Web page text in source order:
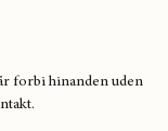
forbi hinanden uden